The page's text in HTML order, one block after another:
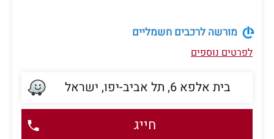
מורשה לרכבים חשמליים
לפרטים נוספים
בית אלפא 6, תל אביב-יפו, ישראל
חייג